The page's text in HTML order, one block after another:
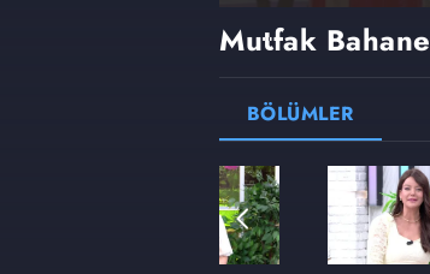
Mutfak Bahane
BÖLÜMLER